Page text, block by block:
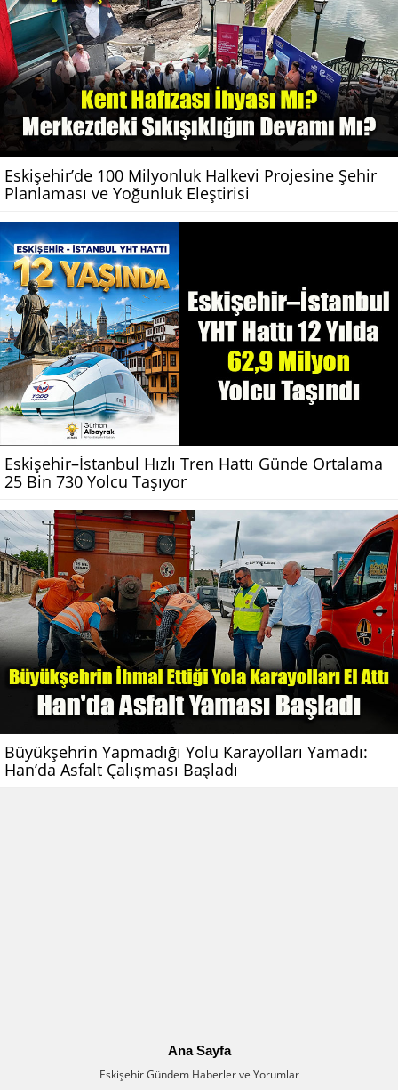
Eskişehir’de 100 Milyonluk Halkevi Projesine Şehir
Planlaması ve Yoğunluk Eleştirisi
Eskişehir–İstanbul Hızlı Tren Hattı Günde Ortalama
25 Bin 730 Yolcu Taşıyor
Büyükşehrin Yapmadığı Yolu Karayolları Yamadı:
Han’da Asfalt Çalışması Başladı
Ana Sayfa
Eskişehir Gündem Haberler ve Yorumlar